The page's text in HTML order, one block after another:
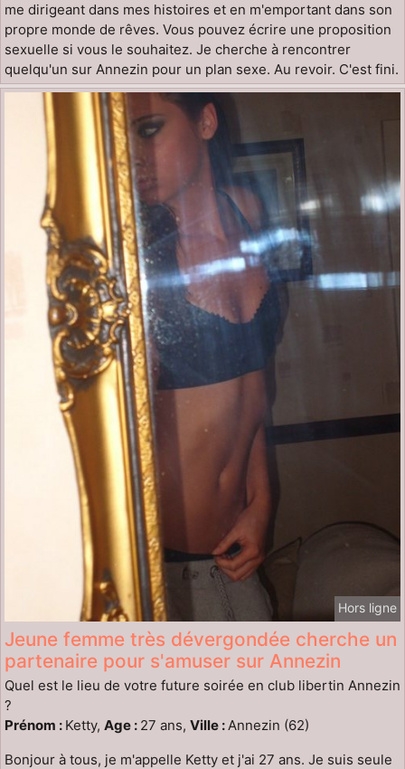
me dirigeant dans mes histoires et en m'emportant dans son
propre monde de rêves. Vous pouvez écrire une proposition
sexuelle si vous le souhaitez. Je cherche à rencontrer
quelqu'un sur Annezin pour un plan sexe. Au revoir. C'est fini.
Hors ligne
Jeune femme très dévergondée cherche un
partenaire pour s'amuser sur Annezin
Quel est le lieu de votre future soirée en club libertin Annezin
?
Prénom : Ketty, Age : 27 ans, Ville : Annezin (62)
Bonjour à tous, je m'appelle Ketty et j'ai 27 ans. Je suis seule